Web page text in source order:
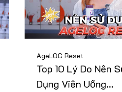
AgeLOC Reset
Top 10 Lý Do Nên
Dụng Viên Uống